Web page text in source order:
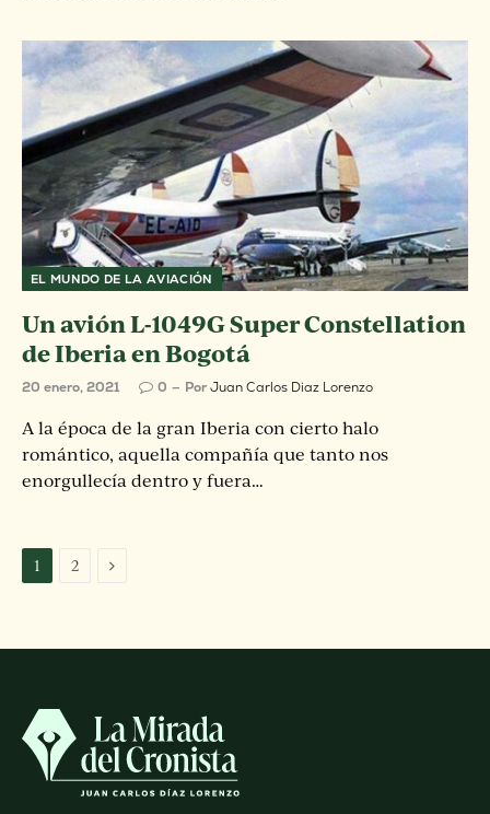
EL MUNDO DE LA AVIACIÓN
Un avión L-1049G Super Constellation
de Iberia en Bogotá
20 enero, 2021 0 PorJuan Carlos Diaz Lorenzo
A la época de la gran Iberia con cierto halo
romántico, aquella compañía que tanto nos
enorgullecía dentro y fuera…
1 2 Siguiente